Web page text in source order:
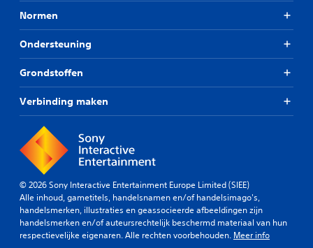
Normen
Ondersteuning
Grondstoffen
Verbinding maken
© 2026 Sony Interactive Entertainment Europe Limited (SIEE)
Alle inhoud, gametitels, handelsnamen en/of handelsimago's,
handelsmerken, illustraties en geassocieerde afbeeldingen zijn
handelsmerken en/of auteursrechtelijk beschermd materiaal van hun
respectievelijke eigenaren. Alle rechten voorbehouden. Meer info